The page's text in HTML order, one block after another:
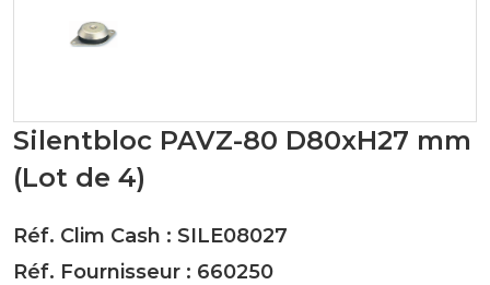
Silentbloc PAVZ-80 D80xH27 mm
(Lot de 4)
Réf. Clim Cash : SILE08027
Réf. Fournisseur : 660250